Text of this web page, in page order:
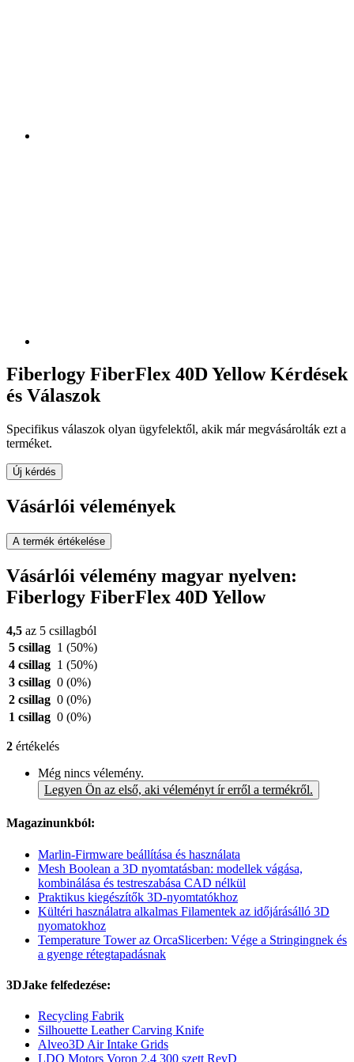
Fiberlogy FiberFlex 40D Yellow Kérdések
és Válaszok
Specifikus válaszok olyan ügyfelektől, akik már megvásárolták ezt a
terméket.
Új kérdés
Vásárlói vélemények
A termék értékelése
Vásárlói vélemény magyar nyelven:
Fiberlogy FiberFlex 40D Yellow
4,5 az 5 csillagból
5 csillag 1 (50%)
4 csillag 1 (50%)
3 csillag 0 (0%)
2 csillag 0 (0%)
1 csillag 0 (0%)
2 értékelés
Még nincs vélemény.
Legyen Ön az első, aki véleményt ír erről a termékről.
Magazinunkból:
Marlin-Firmware beállítása és használata
Mesh Boolean a 3D nyomtatásban: modellek vágása,
kombinálása és testreszabása CAD nélkül
Praktikus kiegészítők 3D-nyomtatókhoz
Kültéri használatra alkalmas Filamentek az időjárásálló 3D
nyomatokhoz
Temperature Tower az OrcaSlicerben: Vége a Stringingnek és
a gyenge rétegtapadásnak
3DJake felfedezése:
Recycling Fabrik
Silhouette Leather Carving Knife
Alveo3D Air Intake Grids
LDO Motors Voron 2.4 300 szett RevD